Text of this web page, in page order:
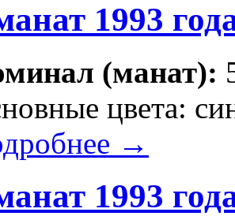
1993
(манат):
цвета:
→
1993